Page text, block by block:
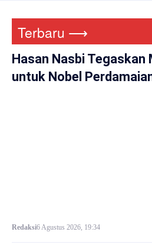
Terbaru ⟶
Hasan Nasbi Tegaskan
untuk Nobel
Redaksi6 Agustus 2026, 19:34